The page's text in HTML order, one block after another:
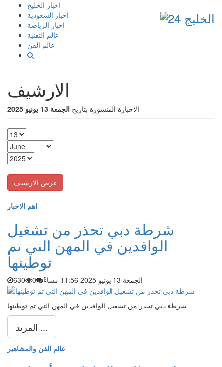
إذهب
المحتوى
اخبار الخليج
اخبار السعودية
اخبار الرياضة
عالم التقنية
عالم الفن
الارشيف
الاخبارة المنشورة بتاريخ الجمعة 13 يونيو 2025
اهم الاخبار
شرطة دبي تحذر من تشغيل
الوافدين في المهن التي تم
توطينها
الجمعة 13 يونيو 2025 11:56 مساءً 0
630
شرطة دبي تحذر من تشغيل الوافدين في المهن التي تم توطينها
المزيد ...
عالم الفن والمشاهير